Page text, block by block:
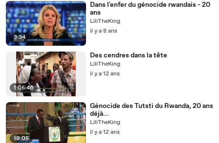
3:34
Dans l'enfer du génocide rwandais - 20
ans
LiliTheKing
il y a 8 ans
1:05:46
Des cendres dans la tête
LiliTheKing
il y a 12 ans
19:05
Génocide des Tutsti du Rwanda, 20 ans
déjà...
LiliTheKing
il y a 12 ans